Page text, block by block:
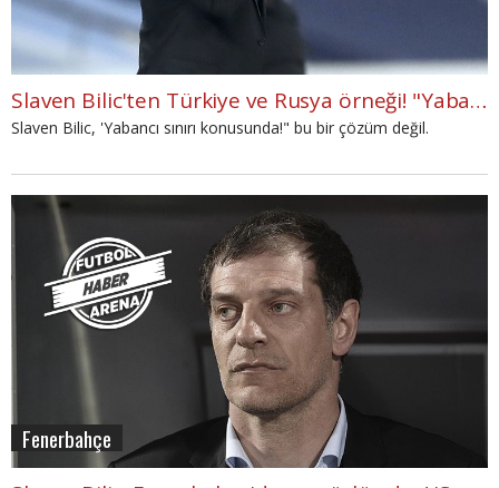
Slaven Bilic'ten Türkiye ve Rusya örneği! "Yabancı sınırı"
Slaven Bilic, 'Yabancı sınırı konusunda!" bu bir çözüm değil.
Fenerbahçe